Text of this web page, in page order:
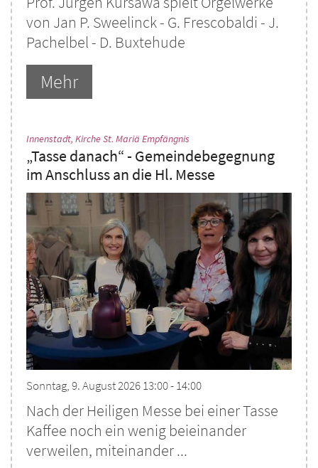
von Jan P. Sweelinck - G. Frescobaldi - J.
Pachelbel - D. Buxtehude
Mehr
Innenstadt, Kirche St. Mariä Empfängnis
„Tasse danach“ - Gemeindebegegnung
im Anschluss an die Hl. Messe
Sonntag, 9. August 2026 13:00 - 14:00
Nach der Heiligen Messe bei einer Tasse
Kaffee noch ein wenig beieinander
verweilen, miteinander ...